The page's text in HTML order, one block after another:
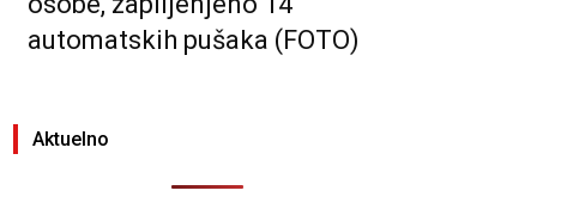
automatskih pušaka (FOTO)
Aktuelno